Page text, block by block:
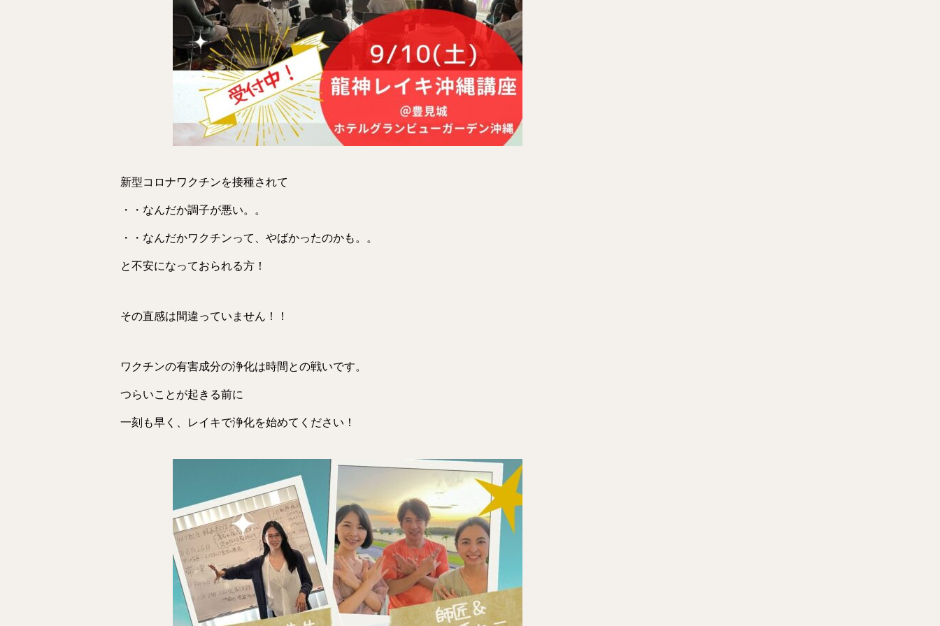
新型コロナワクチンを接種されて
・・なんだか調子が悪い。。
・・なんだかワクチンって、やばかったのかも。。
と不安になっておられる方！
その直感は間違っていません！！
ワクチンの有害成分の浄化は時間との戦いです。
つらいことが起きる前に
一刻も早く、レイキで浄化を始めてください！